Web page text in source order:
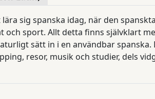
sig spanska idag, när den
och sport. Allt detta finns självklart
sätt in i en användbar
resor, musik och studier, dels
vid inlärning av ord och fraser. En